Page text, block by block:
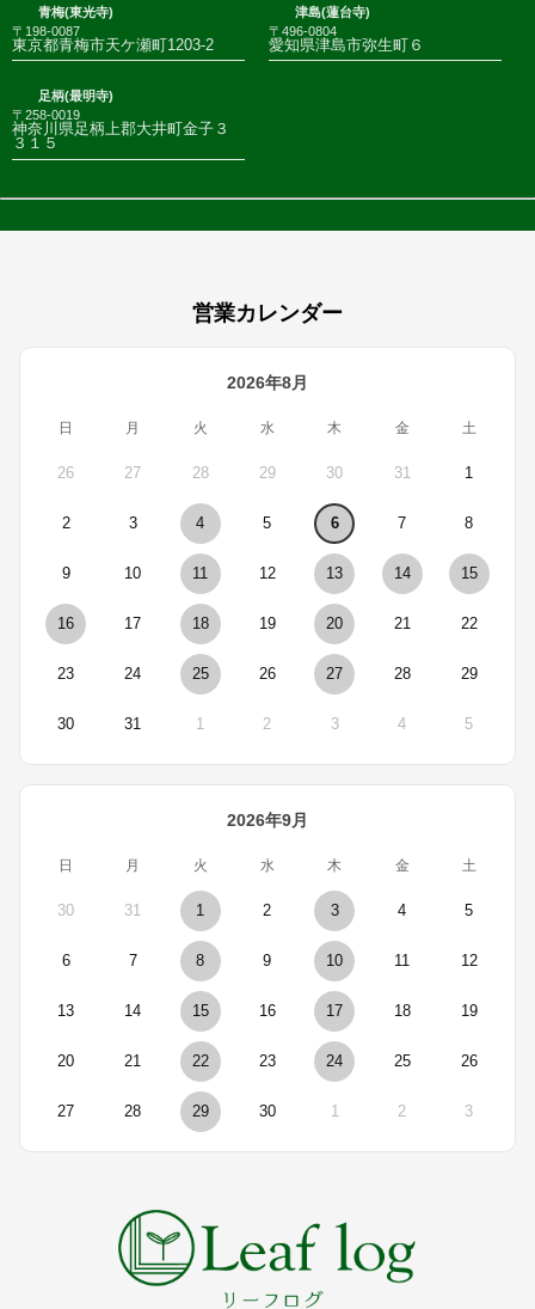
青梅(東光寺)
〒198-0087
東京都青梅市天ケ瀬町1203-2
津島(蓮台寺)
〒496-0804
愛知県津島市弥生町６
足柄(最明寺)
〒258-0019
神奈川県足柄上郡大井町金子３
３１５
営業カレンダー
2026年8月
日 月 火 水 木 金 土
26 27 28 29 30 31 1
2 3 4 5 6 7 8
9 10 11 12 13 14 15
16 17 18 19 20 21 22
23 24 25 26 27 28 29
30 31 1 2 3 4 5
2026年9月
日 月 火 水 木 金 土
30 31 1 2 3 4 5
6 7 8 9 10 11 12
13 14 15 16 17 18 19
20 21 22 23 24 25 26
27 28 29 30 1 2 3